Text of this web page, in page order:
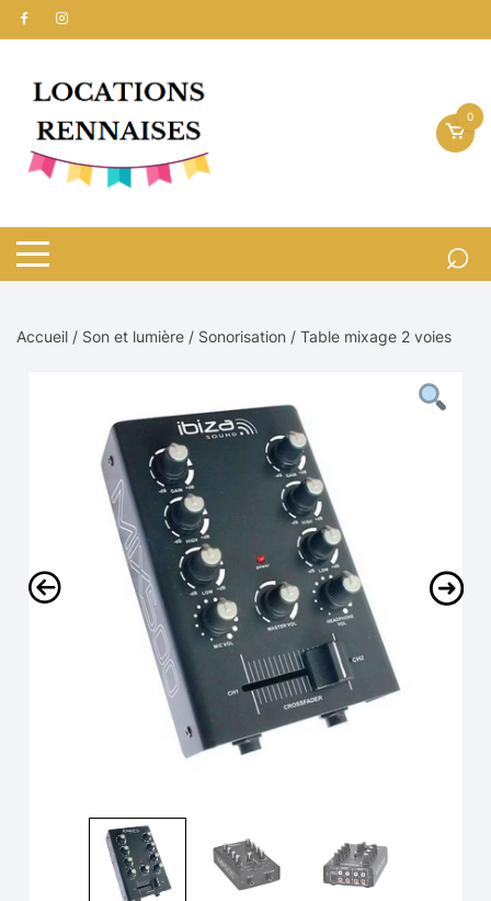
Aller
au
0
Accueil / Son et lumière / Sonorisation / Table mixage 2 voies